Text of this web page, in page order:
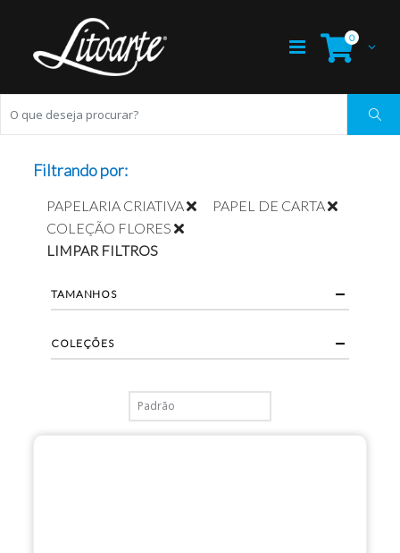
0
Filtrando por:
PAPELARIA CRIATIVA
PAPEL DE CARTA
COLEÇÃO FLORES
LIMPAR FILTROS
TAMANHOS
COLEÇÕES